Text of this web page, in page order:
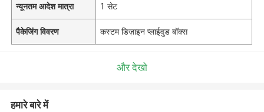
न्यूनतम आदेश मात्रा 1 सेट
पैकेजिंग विवरण कस्टम डिज़ाइन प्लाईवुड बॉक्स
और देखो
हमारे बारे में